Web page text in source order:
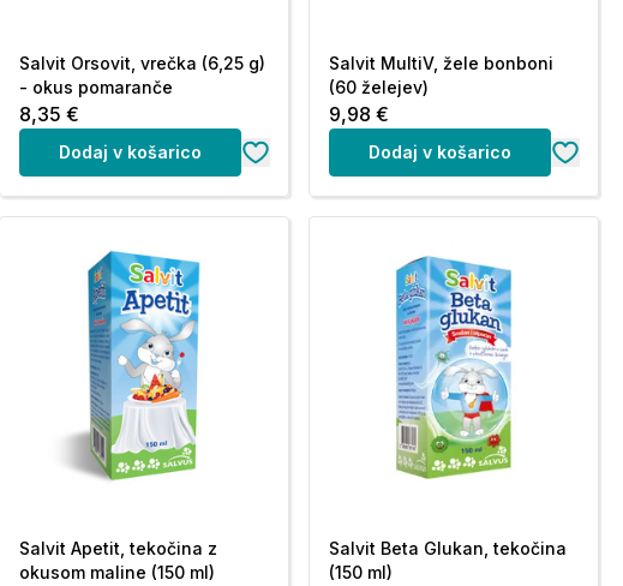
Salvit Orsovit, vrečka (6,25 g)
- okus pomaranče
8,35 €
Dodaj v košarico
Salvit MultiV, žele bonboni
(60 želejev)
9,98 €
Dodaj v košarico
Salvit Apetit, tekočina z
okusom maline (150 ml)
Salvit Beta Glukan, tekočina
(150 ml)